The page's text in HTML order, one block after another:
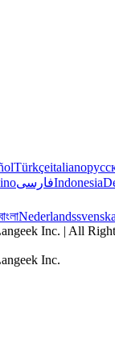
Türkçeitaliano
فارسیIndonesia
Nederlandssvenska
Inc. | All
Inc.